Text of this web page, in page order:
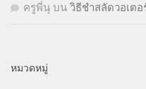
ครูพี่นุ บน วิธีชำสลัดวอเตอ
หมวดหมู่